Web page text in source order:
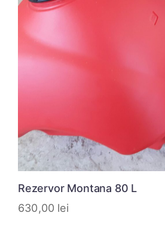
Rezervor Montana 80 L
630,00 lei